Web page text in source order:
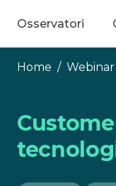
Osservatori
Home / Webinar